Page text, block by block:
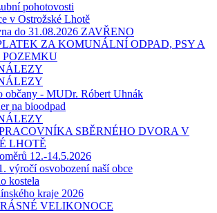
pohotovosti
v Ostrožské Lhotě
do 31.08.2026 ZAVŘENO
ZA KOMUNÁLNÍ ODPAD, PSY A
POZEMKU
občany - MUDr. Róbert Uhnák
na bioodpad
SBĚRNÉHO DVORA V
LHOTĚ
12.-14.5.2026
výročí osvobození naší obce
kostela
kraje 2026
VELIKONOCE